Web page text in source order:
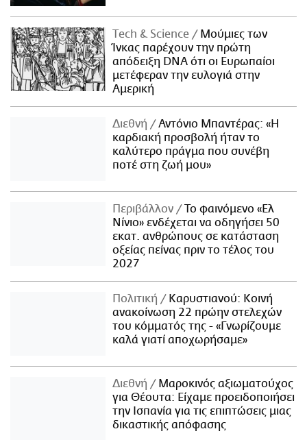
Τech & Science
Μούμιες των
Ίνκας παρέχουν την πρώτη
απόδειξη DNA ότι οι Ευρωπαίοι
μετέφεραν την ευλογιά στην
Αμερική
Διεθνή
Αντόνιο Μπαντέρας: «Η
καρδιακή προσβολή ήταν το
καλύτερο πράγμα που συνέβη
ποτέ στη ζωή μου»
Περιβάλλον
Το φαινόμενο «Ελ
Νίνιο» ενδέχεται να οδηγήσει 50
εκατ. ανθρώπους σε κατάσταση
οξείας πείνας πριν το τέλος του
2027
Πολιτική
Καρυστιανού: Κοινή
ανακοίνωση 22 πρώην στελεχών
του κόμματός της - «Γνωρίζουμε
καλά γιατί αποχωρήσαμε»
Διεθνή
Μαροκινός αξιωματούχος
για Θέουτα: Είχαμε προειδοποιήσει
την Ισπανία για τις επιπτώσεις μιας
δικαστικής απόφασης